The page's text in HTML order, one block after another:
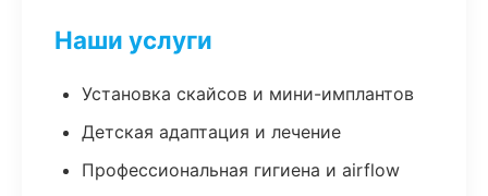
Наши услуги
Установка скайсов и мини-имплантов
Детская адаптация и лечение
Профессиональная гигиена и airflow